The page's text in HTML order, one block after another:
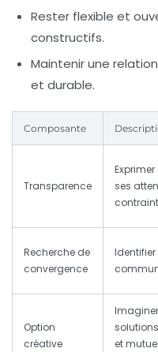
Rester flexible et
constructifs.
Maintenir une
et durable.
Composante
Transparence
ses
Recherche de
convergence
Option
créative
et